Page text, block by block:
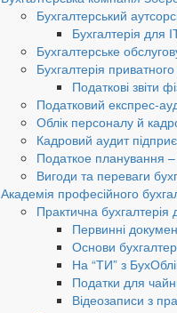
Бухгалтерський
Бухгалтерія для
Бухгалтерське
Бухгалтерія
Податкові звіти
Податковий експрес-
Облік персоналу й
Кадровий аудит
Податкое планування –
Вигоди та переваги
Академія професійного
Практична бухгалтерія
Первинні
Основи
На “ТИ” з
Податки для
Відеозаписи з